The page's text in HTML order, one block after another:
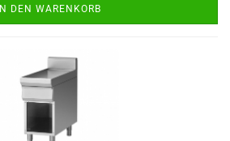
IN DEN WARENKORB